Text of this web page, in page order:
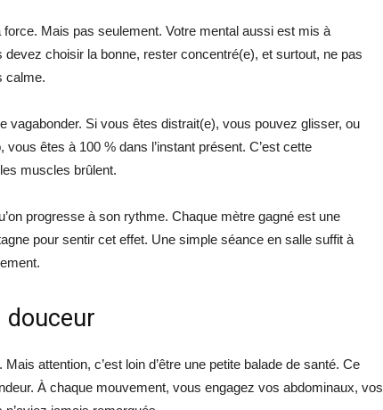
Mais pas seulement. Votre mental aussi est mis à
devez choisir la bonne, rester concentré(e), et surtout, ne pas
calme.
vagabonder. Si vous êtes distrait(e), vous pouvez glisser, ou
êtes à 100 % dans l’instant présent. C’est cette
muscles brûlent.
progresse à son rythme. Chaque mètre gagné est une
pour sentir cet effet. Une simple séance en salle suffit à
douceur
attention, c’est loin d’être une petite balade de santé. Ce
À chaque mouvement, vous engagez vos abdominaux, vos